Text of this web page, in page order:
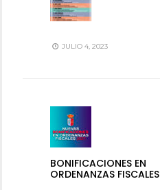
JULIO 4, 2023
BONIFICACIONES EN
ORDENANZAS FISCALES